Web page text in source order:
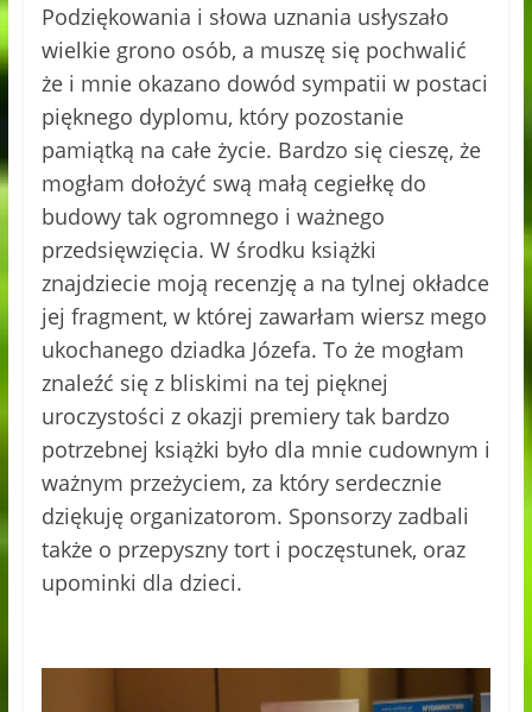
Podziękowania i słowa uznania usłyszało
wielkie grono osób, a muszę się pochwalić
że i mnie okazano dowód sympatii w postaci
pięknego dyplomu, który pozostanie
pamiątką na całe życie. Bardzo się cieszę, że
mogłam dołożyć swą małą cegiełkę do
budowy tak ogromnego i ważnego
przedsięwzięcia. W środku książki
znajdziecie moją recenzję a na tylnej okładce
jej fragment, w której zawarłam wiersz mego
ukochanego dziadka Józefa. To że mogłam
znaleźć się z bliskimi na tej pięknej
uroczystości z okazji premiery tak bardzo
potrzebnej książki było dla mnie cudownym i
ważnym przeżyciem, za który serdecznie
dziękuję organizatorom. Sponsorzy zadbali
także o przepyszny tort i poczęstunek, oraz
upominki dla dzieci.